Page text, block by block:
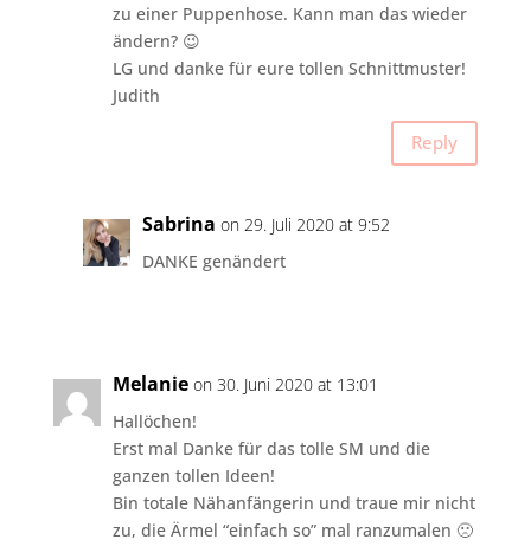
zu einer Puppenhose. Kann man das wieder
ändern? 😉
LG und danke für eure tollen Schnittmuster!
Judith
Reply
Sabrina on 29. Juli 2020 at 9:52
DANKE genändert
Melanie on 30. Juni 2020 at 13:01
Hallöchen!
Erst mal Danke für das tolle SM und die
ganzen tollen Ideen!
Bin totale Nähanfängerin und traue mir nicht
zu, die Ärmel “einfach so” mal ranzumalen 🙁